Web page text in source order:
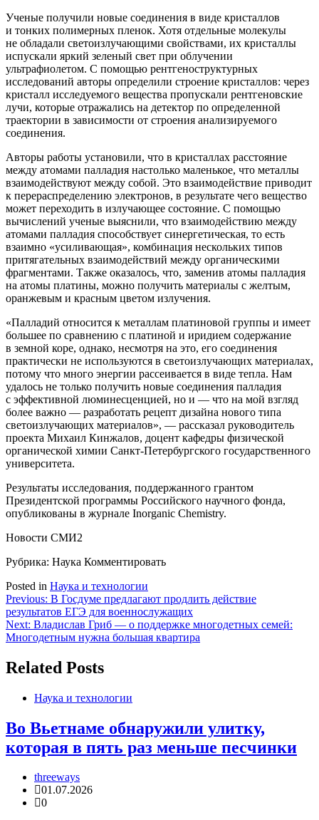
Ученые получили новые соединения в виде кристаллов
и тонких полимерных пленок. Хотя отдельные молекулы
не обладали светоизлучающими свойствами, их кристаллы
испускали яркий зеленый свет при облучении
ультрафиолетом. С помощью рентгеноструктурных
исследований авторы определили строение кристаллов: через
кристалл исследуемого вещества пропускали рентгеновские
лучи, которые отражались на детектор по определенной
траектории в зависимости от строения анализируемого
соединения.
Авторы работы установили, что в кристаллах расстояние
между атомами палладия настолько маленькое, что металлы
взаимодействуют между собой. Это взаимодействие приводит
к перераспределению электронов, в результате чего вещество
может переходить в излучающее состояние. С помощью
вычислений ученые выяснили, что взаимодействию между
атомами палладия способствует синергетическая, то есть
взаимно «усиливающая», комбинация нескольких типов
притягательных взаимодействий между органическими
фрагментами. Также оказалось, что, заменив атомы палладия
на атомы платины, можно получить материалы с желтым,
оранжевым и красным цветом излучения.
«Палладий относится к металлам платиновой группы и имеет
большее по сравнению с платиной и иридием содержание
в земной коре, однако, несмотря на это, его соединения
практически не используются в светоизлучающих материалах,
потому что много энергии рассеивается в виде тепла. Нам
удалось не только получить новые соединения палладия
с эффективной люминесценцией, но и — что на мой взгляд
более важно — разработать рецепт дизайна нового типа
светоизлучающих материалов», — рассказал руководитель
проекта Михаил Кинжалов, доцент кафедры физической
органической химии Санкт-Петербургского государственного
университета.
Результаты исследования, поддержанного грантом
Президентской программы Российского научного фонда,
опубликованы в журнале Inorganic Chemistry.
Новости СМИ2
Рубрика: Наука Комментировать
Posted in Наука и технологии
Навигация
по
записям
Previous: В Госдуме предлагают продлить действие
результатов ЕГЭ для военнослужащих
Next: Владислав Гриб — о поддержке многодетных семей:
Многодетным нужна большая квартира
Related Posts
Наука и технологии
Во Вьетнаме обнаружили улитку,
которая в пять раз меньше песчинки
threeways
01.07.2026
0